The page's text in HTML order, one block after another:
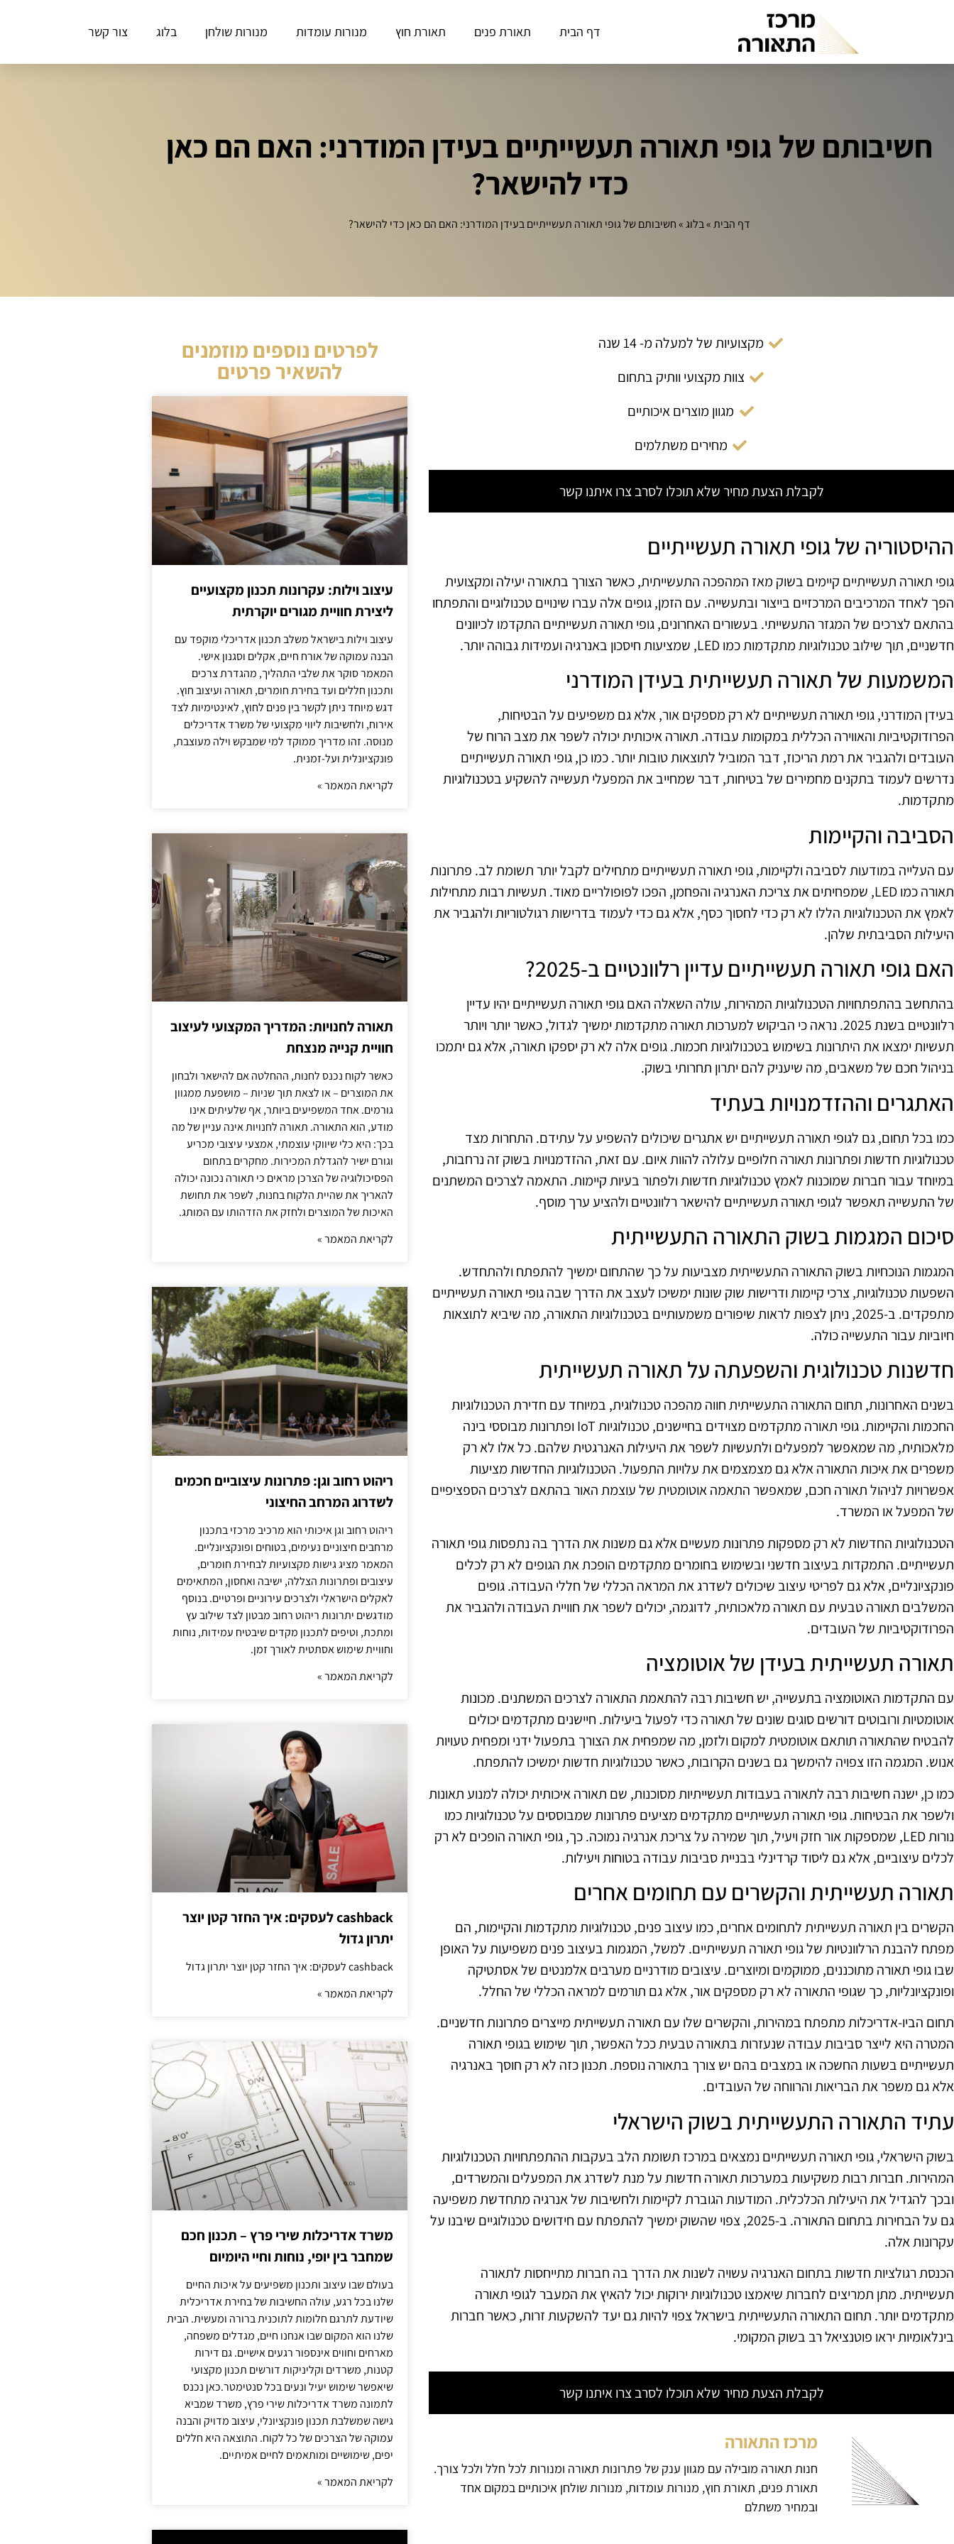
דף הבית תאורת פנים תאורת חוץ מנורות עומדות מנורות שולחן בלוג צור קשר
חשיבותם של גופי תאורה תעשייתיים בעידן המודרני: האם הם כאן
כדי להישאר?
דף הבית»בלוג»חשיבותם של גופי תאורה תעשייתיים בעידן המודרני: האם הם כאן כדי להישאר?
מקצועיות של למעלה מ- 14 שנה
צוות מקצועי וותיק בתחום
מגוון מוצרים איכותיים
מחירים משתלמים
לקבלת הצעת מחיר שלא תוכלו לסרב צרו איתנו קשר
ההיסטוריה של גופי תאורה תעשייתיים
גופי תאורה תעשייתיים קיימים בשוק מאז המהפכה התעשייתית, כאשר הצורך בתאורה יעילה ומקצועית
הפך לאחד המרכיבים המרכזיים בייצור ובתעשייה. עם הזמן, גופים אלה עברו שינויים טכנולוגיים והתפתחו
בהתאם לצרכים של המגזר התעשייתי. בעשורים האחרונים, גופי תאורה תעשייתיים התקדמו לכיוונים
חדשניים, תוך שילוב טכנולוגיות מתקדמות כמו LED, שמציעות חיסכון באנרגיה ועמידות גבוהה יותר.
המשמעות של תאורה תעשייתית בעידן המודרני
בעידן המודרני, גופי תאורה תעשייתיים לא רק מספקים אור, אלא גם משפיעים על הבטיחות,
הפרודוקטיביות והאווירה הכללית במקומות עבודה. תאורה איכותית יכולה לשפר את מצב הרוח של
העובדים ולהגביר את רמת הריכוז, דבר המוביל לתוצאות טובות יותר. כמו כן, גופי תאורה תעשייתיים
נדרשים לעמוד בתקנים מחמירים של בטיחות, דבר שמחייב את המפעלי תעשייה להשקיע בטכנולוגיות
מתקדמות.
הסביבה והקיימות
עם העלייה במודעות לסביבה ולקיימות, גופי תאורה תעשייתיים מתחילים לקבל יותר תשומת לב. פתרונות
תאורה כמו LED, שמפחיתים את צריכת האנרגיה והפחמן, הפכו לפופולריים מאוד. תעשיות רבות מתחילות
לאמץ את הטכנולוגיות הללו לא רק כדי לחסוך כסף, אלא גם כדי לעמוד בדרישות רגולטוריות ולהגביר את
היעילות הסביבתית שלהן.
האם גופי תאורה תעשייתיים עדיין רלוונטיים ב‑2025?
בהתחשב בהתפתחויות הטכנולוגיות המהירות, עולה השאלה האם גופי תאורה תעשייתיים יהיו עדיין
רלוונטיים בשנת 2025. נראה כי הביקוש למערכות תאורה מתקדמות ימשיך לגדול, כאשר יותר ויותר
תעשיות ימצאו את היתרונות בשימוש בטכנולוגיות חכמות. גופים אלה לא רק יספקו תאורה, אלא גם יתמכו
בניהול חכם של משאבים, מה שיעניק להם יתרון תחרותי בשוק.
האתגרים וההזדמנויות בעתיד
כמו בכל תחום, גם לגופי תאורה תעשייתיים יש אתגרים שיכולים להשפיע על עתידם. התחרות מצד
טכנולוגיות חדשות ופתרונות תאורה חלופיים עלולה להוות איום. עם זאת, ההזדמנויות בשוק זה נרחבות,
במיוחד עבור חברות שמוכנות לאמץ טכנולוגיות חדשות ולפתור בעיות קיימות. התאמה לצרכים המשתנים
של התעשייה תאפשר לגופי תאורה תעשייתיים להישאר רלוונטיים ולהציע ערך מוסף.
סיכום המגמות בשוק התאורה התעשייתית
המגמות הנוכחיות בשוק התאורה התעשייתית מצביעות על כך שהתחום ימשיך להתפתח ולהתחדש.
השפעות טכנולוגיות, צרכי קיימות ודרישות שוק שונות ימשיכו לעצב את הדרך שבה גופי תאורה תעשייתיים
מתפקדים. ב-2025, ניתן לצפות לראות שיפורים משמעותיים בטכנולוגיות התאורה, מה שיביא לתוצאות
חיוביות עבור התעשייה כולה.
חדשנות טכנולוגית והשפעתה על תאורה תעשייתית
בשנים האחרונות, תחום התאורה התעשייתית חווה מהפכה טכנולוגית, במיוחד עם חדירת הטכנולוגיות
החכמות והקיימות. גופי תאורה מתקדמים מצוידים בחיישנים, טכנולוגיות IoT ופתרונות מבוססי בינה
מלאכותית, מה שמאפשר למפעלים ולתעשיות לשפר את היעילות האנרגטית שלהם. כל אלו לא רק
משפרים את איכות התאורה אלא גם מצמצמים את עלויות התפעול. הטכנולוגיות החדשות מציעות
אפשרויות לניהול תאורה חכם, שמאפשר התאמה אוטומטית של עוצמת האור בהתאם לצרכים הספציפיים
של המפעל או המשרד.
הטכנולוגיות החדשות לא רק מספקות פתרונות מעשיים אלא גם משנות את הדרך בה נתפסות גופי תאורה
תעשייתיים. התמקדות בעיצוב חדשני ובשימוש בחומרים מתקדמים הופכת את הגופים לא רק לכלים
פונקציונליים, אלא גם לפריטי עיצוב שיכולים לשדרג את המראה הכללי של חללי העבודה. גופים
המשלבים תאורה טבעית עם תאורה מלאכותית, לדוגמה, יכולים לשפר את חוויית העבודה ולהגביר את
הפרודוקטיביות של העובדים.
תאורה תעשייתית בעידן של אוטומציה
עם התקדמות האוטומציה בתעשייה, יש חשיבות רבה להתאמת התאורה לצרכים המשתנים. מכונות
אוטומטיות ורובוטים דורשים סוגים שונים של תאורה כדי לפעול ביעילות. חיישנים מתקדמים יכולים
להבטיח שהתאורה תותאם אוטומטית למקום ולזמן, מה שמפחית את הצורך בתפעול ידני ומפחית טעויות
אנוש. המגמה הזו צפויה להימשך גם בשנים הקרובות, כאשר טכנולוגיות חדשות ימשיכו להתפתח.
כמו כן, ישנה חשיבות רבה לתאורה בעבודות תעשייתיות מסוכנות, שם תאורה איכותית יכולה למנוע תאונות
ולשפר את הבטיחות. גופי תאורה תעשייתיים מתקדמים מציעים פתרונות שמבוססים על טכנולוגיות כמו
נורות LED, שמספקות אור חזק ויעיל, תוך שמירה על צריכת אנרגיה נמוכה. כך, גופי תאורה הופכים לא רק
לכלים עיצוביים, אלא גם ליסוד קרדינלי בבניית סביבות עבודה בטוחות ויעילות.
תאורה תעשייתית והקשרים עם תחומים אחרים
הקשרים בין תאורה תעשייתית לתחומים אחרים, כמו עיצוב פנים, טכנולוגיות מתקדמות והקיימות, הם
מפתח להבנת הרלוונטיות של גופי תאורה תעשייתיים. למשל, המגמות בעיצוב פנים משפיעות על האופן
שבו גופי תאורה מתוכננים, ממוקמים ומיוצרים. עיצובים מודרניים מערבים אלמנטים של אסתטיקה
ופונקציונליות, כך שגופי התאורה לא רק מספקים אור, אלא גם תורמים למראה הכללי של החלל.
תחום הביו-אדריכלות מתפתח במהירות, והקשרים שלו עם תאורה תעשייתית מייצרים פתרונות חדשניים.
המטרה היא לייצר סביבות עבודה שנעזרות בתאורה טבעית ככל האפשר, תוך שימוש בגופי תאורה
תעשייתיים בשעות החשכה או במצבים בהם יש צורך בתאורה נוספת. תכנון כזה לא רק חוסך באנרגיה
אלא גם משפר את הבריאות והרווחה של העובדים.
עתיד התאורה התעשייתית בשוק הישראלי
בשוק הישראלי, גופי תאורה תעשייתיים נמצאים במרכז תשומת הלב בעקבות ההתפתחויות הטכנולוגיות
המהירות. חברות רבות משקיעות במערכות תאורה חדשות על מנת לשדרג את המפעלים והמשרדים,
ובכך להגדיל את היעילות הכלכלית. המודעות הגוברת לקיימות ולחשיבות של אנרגיה מתחדשת משפיעה
גם על הבחירות בתחום התאורה. ב-2025, צפוי שהשוק ימשיך להתפתח עם חידושים טכנולוגיים שיבנו על
עקרונות אלה.
הכנסת רגולציות חדשות בתחום האנרגיה עשויה לשנות את הדרך בה חברות מתייחסות לתאורה
תעשייתית. מתן תמריצים לחברות שיאמצו טכנולוגיות ירוקות יכול להאיץ את המעבר לגופי תאורה
מתקדמים יותר. תחום התאורה התעשייתית בישראל צפוי להיות גם יעד להשקעות זרות, כאשר חברות
בינלאומיות יראו פוטנציאל רב בשוק המקומי.
לקבלת הצעת מחיר שלא תוכלו לסרב צרו איתנו קשר
מרכז התאורה
חנות תאורה מובילה עם מגוון ענק של פתרונות תאורה ומנורות לכל חלל ולכל צורך.
תאורת פנים, תאורת חוץ, מנורות עומדות, מנורות שולחן איכותיים במקום אחד
ובמחיר משתלם
לפרטים נוספים מוזמנים
להשאיר פרטים
עיצוב וילות: עקרונות תכנון מקצועיים
ליצירת חוויית מגורים יוקרתית
עיצוב וילות בישראל משלב תכנון אדריכלי מוקפד עם
הבנה עמוקה של אורח חיים, אקלים וסגנון אישי.
המאמר סוקר את שלבי התהליך, מהגדרת צרכים
ותכנון חללים ועד בחירת חומרים, תאורה ועיצוב חוץ.
דגש מיוחד ניתן לקשר בין פנים לחוץ, לאינטימיות לצד
אירוח, ולחשיבות ליווי מקצועי של משרד אדריכלים
מנוסה. זהו מדריך ממוקד למי שמבקש וילה מעוצבת,
פונקציונלית ועל-זמנית.
לקריאת המאמר »
תאורה לחנויות: המדריך המקצועי לעיצוב
חוויית קנייה מנצחת
כאשר לקוח נכנס לחנות, ההחלטה אם להישאר ולבחון
את המוצרים – או לצאת תוך שניות – מושפעת ממגוון
גורמים. אחד המשפיעים ביותר, אף שלעיתים אינו
מודע, הוא התאורה. תאורה לחנויות אינה עניין של מה
בכך: היא כלי שיווקי עוצמתי, אמצעי עיצובי מכריע
וגורם ישיר להגדלת המכירות. מחקרים בתחום
הפסיכולוגיה של הצרכן מראים כי תאורה נכונה יכולה
להאריך את שהיית הלקוח בחנות, לשפר את תחושת
האיכות של המוצרים ולחזק את הזדהותו עם המותג.
לקריאת המאמר »
ריהוט רחוב וגן: פתרונות עיצוביים חכמים
לשדרוג המרחב החיצוני
ריהוט רחוב וגן איכותי הוא מרכיב מרכזי בתכנון
מרחבים חיצוניים נעימים, בטוחים ופונקציונליים.
המאמר מציג גישות מקצועיות לבחירת חומרים,
עיצובים ופתרונות הצללה, ישיבה ואחסון, המתאימים
לאקלים הישראלי ולצרכים עירוניים ופרטיים. בנוסף
מודגשים יתרונות ריהוט רחוב מבטון לצד שילוב עץ
ומתכת, וטיפים לתכנון מקדים שיבטיח עמידות, נוחות
וחוויית שימוש אסתטית לאורך זמן.
לקריאת המאמר »
cashback לעסקים: איך החזר קטן יוצר
יתרון גדול
cashback לעסקים: איך החזר קטן יוצר יתרון גדול
לקריאת המאמר »
משרד אדריכלות שירי פרץ – תכנון חכם
שמחבר בין יופי, נוחות וחיי היומיום
בעולם שבו עיצוב ותכנון משפיעים על איכות החיים
שלנו בכל רגע, עולה החשיבות של בחירת אדריכלית
שיודעת לתרגם חלומות לתוכנית ברורה ומעשית. הבית
שלנו הוא המקום שבו אנחנו חיים, מגדלים משפחה,
מארחים וחווים אינספור רגעים אישיים. גם דירות
קטנות, משרדים וקליניקות דורשים תכנון מקצועי
שיאפשר שימוש יעיל ונעים בכל סנטימטר.כאן נכנס
לתמונה משרד אדריכלות שירי פרץ, משרד שמביא
גישה שמשלבת תכנון פונקציונלי, עיצוב מדויק והבנה
עמוקה של הצרכים של כל לקוח. התוצאה היא חללים
יפים, שימושיים ומותאמים לחיים אמיתיים.
לקריאת המאמר »